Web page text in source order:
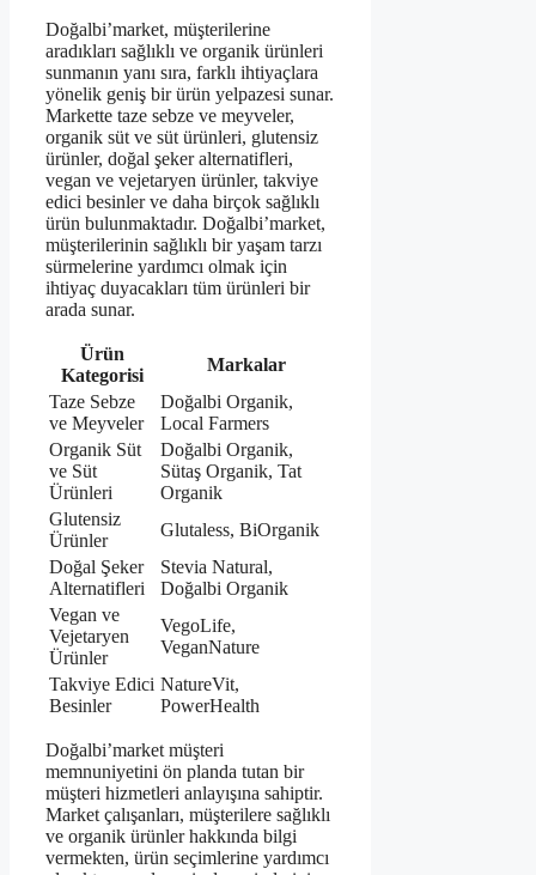
Doğalbi’market, müşterilerine
aradıkları sağlıklı ve organik ürünleri
sunmanın yanı sıra, farklı ihtiyaçlara
yönelik geniş bir ürün yelpazesi sunar.
Markette taze sebze ve meyveler,
organik süt ve süt ürünleri, glutensiz
ürünler, doğal şeker alternatifleri,
vegan ve vejetaryen ürünler, takviye
edici besinler ve daha birçok sağlıklı
ürün bulunmaktadır. Doğalbi’market,
müşterilerinin sağlıklı bir yaşam tarzı
sürmelerine yardımcı olmak için
ihtiyaç duyacakları tüm ürünleri bir
arada sunar.
Ürün
Kategorisi
Markalar
Taze Sebze
ve Meyveler
Doğalbi Organik,
Local Farmers
Organik Süt
ve Süt
Ürünleri
Doğalbi Organik,
Sütaş Organik, Tat
Organik
Glutensiz
Ürünler
Glutaless, BiOrganik
Doğal Şeker
Alternatifleri
Stevia Natural,
Doğalbi Organik
Vegan ve
Vejetaryen
Ürünler
VegoLife,
VeganNature
Takviye Edici
Besinler
NatureVit,
PowerHealth
Doğalbi’market müşteri
memnuniyetini ön planda tutan bir
müşteri hizmetleri anlayışına sahiptir.
Market çalışanları, müşterilere sağlıklı
ve organik ürünler hakkında bilgi
vermekten, ürün seçimlerine yardımcı